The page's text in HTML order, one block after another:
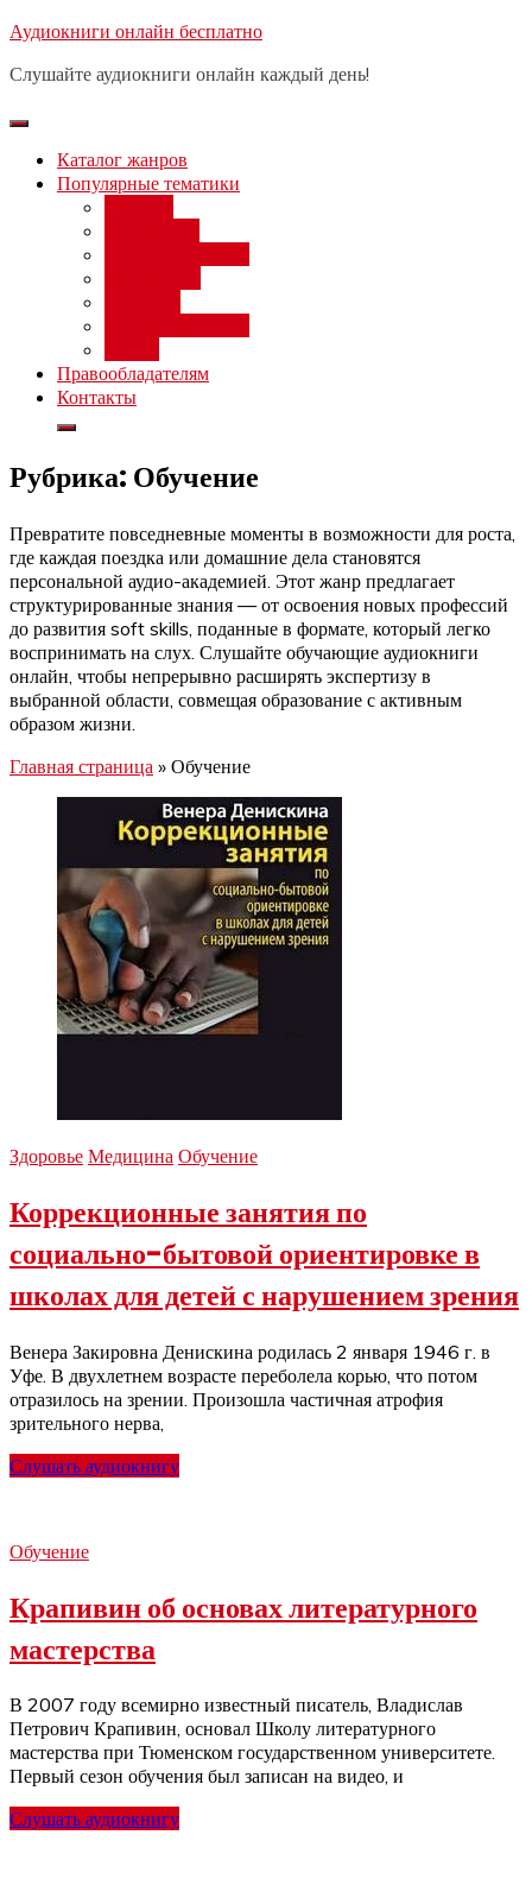
Перейти
содержимому
Аудиокниги онлайн бесплатно
Слушайте аудиокниги онлайн каждый день!
Каталог жанров
Популярные тематики
Правообладателям
Контакты
Рубрика: Обучение
Превратите повседневные моменты в возможности для роста,
где каждая поездка или домашние дела становятся
персональной аудио-академией. Этот жанр предлагает
структурированные знания — от освоения новых профессий
до развития soft skills, поданные в формате, который легко
воспринимать на слух. Слушайте обучающие аудиокниги
онлайн, чтобы непрерывно расширять экспертизу в
выбранной области, совмещая образование с активным
образом жизни.
Главная страница » Обучение
Здоровье Медицина Обучение
Коррекционные занятия по
социально-бытовой ориентировке в
школах для детей с нарушением зрения
Венера Закировна Денискина родилась 2 января 1946 г. в
Уфе. В двухлетнем возрасте переболела корью, что потом
отразилось на зрении. Произошла частичная атрофия
зрительного нерва,
Слушать аудиокнигу
Обучение
Крапивин об основах литературного
мастерства
В 2007 году всемирно известный писатель, Владислав
Петрович Крапивин, основал Школу литературного
мастерства при Тюменском государственном университете.
Первый сезон обучения был записан на видео, и
Слушать аудиокнигу
Бесплатный вебинар: заработок
день